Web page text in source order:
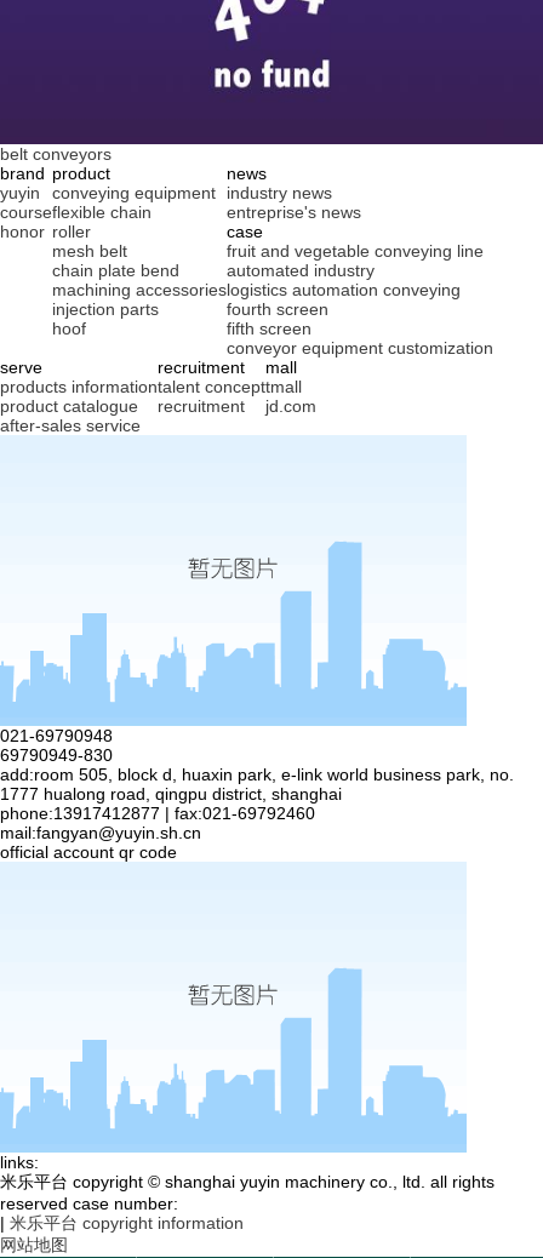
belt conveyors
brand
yuyin
course
honor
product
conveying equipment
flexible chain
roller
mesh belt
chain plate bend
machining accessories
injection parts
hoof
news
industry news
entreprise's news
case
fruit and vegetable conveying line
automated industry
logistics automation conveying
fourth screen
fifth screen
conveyor equipment customization
serve
products information
product catalogue
after-sales service
recruitment
talent concept
recruitment
mall
tmall
jd.com
021-69790948
69790949-830
add:room 505, block d, huaxin park, e-link world business park, no.
1777 hualong road, qingpu district, shanghai
phone:13917412877 | fax:021-69792460
mail:fangyan@yuyin.sh.cn
official account qr code
links:
米乐平台 copyright © shanghai yuyin machinery co., ltd. all rights
reserved case number:
| 米乐平台 copyright information
网站地图